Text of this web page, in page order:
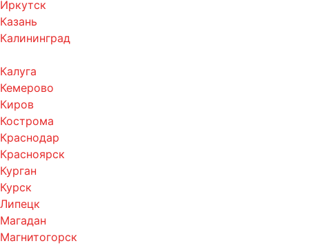
Иркутск
Казань
Калининград
Калуга
Кемерово
Киров
Кострома
Краснодар
Красноярск
Курган
Курск
Липецк
Магадан
Магнитогорск